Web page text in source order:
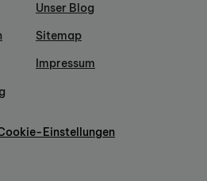
Unser Blog
Sitemap
Impressum
Einstellungen